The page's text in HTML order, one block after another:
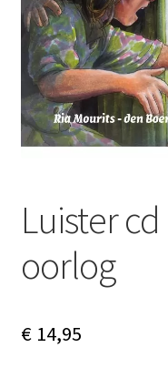
Luister
oorlog
€14,95